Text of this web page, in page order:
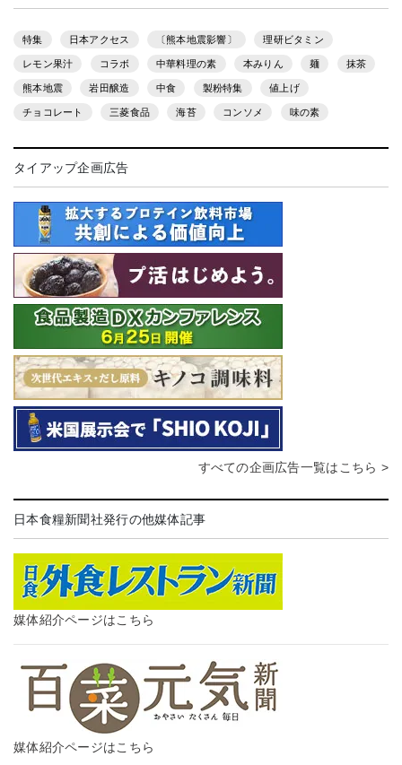
特集 日本アクセス 〔熊本地震影響〕 理研ビタミン
レモン果汁 コラボ 中華料理の素 本みりん 麺 抹茶
熊本地震 岩田醸造 中食 製粉特集 値上げ
チョコレート 三菱食品 海苔 コンソメ 味の素
タイアップ企画広告
すべての企画広告一覧はこちら >
日本食糧新聞社発行の他媒体記事
媒体紹介ページはこちら
媒体紹介ページはこちら